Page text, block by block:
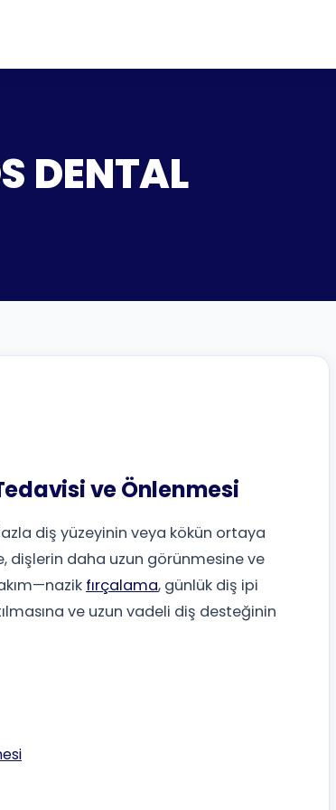
DENTAL
ve Önlenmesi
diş yüzeyinin veya kökün ortaya
dişlerin daha uzun görünmesine ve
fırçalama, günlük diş ipi
ve uzun vadeli diş desteğinin